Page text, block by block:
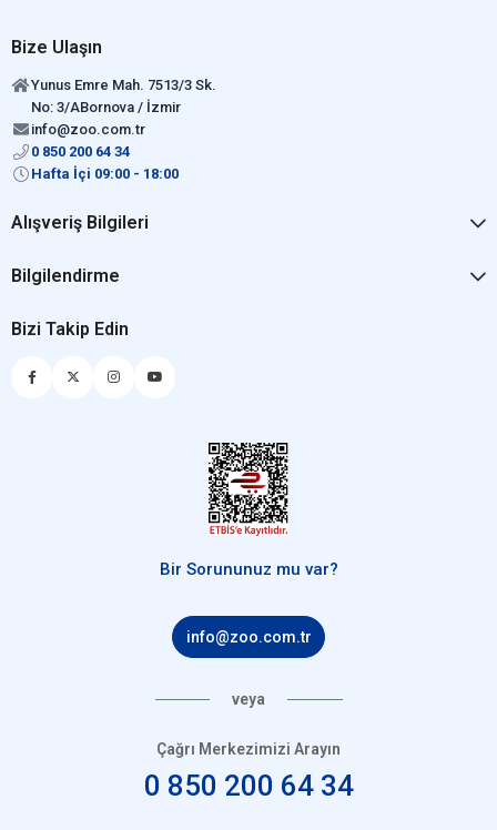
Bize Ulaşın
Yunus Emre Mah. 7513/3 Sk.
No: 3/ABornova / İzmir
info@zoo.com.tr
0 850 200 64 34
Hafta İçi 09:00 - 18:00
Alışveriş Bilgileri
Bilgilendirme
Bizi Takip Edin
Bir Sorununuz mu var?
info@zoo.com.tr
veya
Çağrı Merkezimizi Arayın
0 850 200 64 34